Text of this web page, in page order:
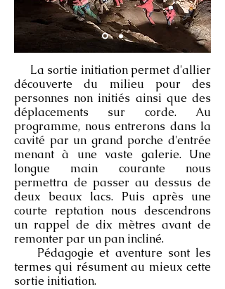
La sortie initiation permet d'allier
découverte du milieu pour des
personnes non initiés ainsi que des
déplacements sur corde. Au
programme, nous entrerons dans la
cavité par un grand porche d'entrée
menant à une vaste galerie. Une
longue main courante nous
permettra de passer au dessus de
deux beaux lacs. Puis après une
courte reptation nous descendrons
un rappel de dix mètres avant de
remonter par un pan incliné.
Pédagogie et aventure sont les
termes qui résument au mieux cette
sortie initiation.